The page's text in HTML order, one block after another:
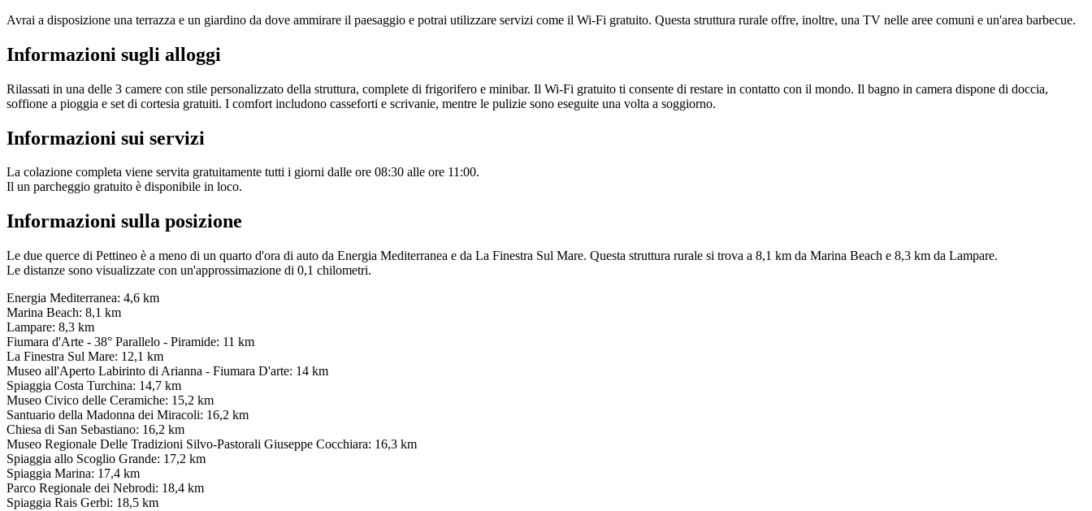
Avrai a disposizione una terrazza e un giardino da dove ammirare il paesaggio e potrai utilizzare servizi come il Wi-Fi gratuito. Questa struttura rurale offre, inoltre, una TV nelle aree comuni e un'area barbecue.
Informazioni sugli alloggi
Rilassati in una delle 3 camere con stile personalizzato della struttura, complete di frigorifero e minibar. Il Wi-Fi gratuito ti consente di restare in contatto con il mondo. Il bagno in camera dispone di doccia,
soffione a pioggia e set di cortesia gratuiti. I comfort includono casseforti e scrivanie, mentre le pulizie sono eseguite una volta a soggiorno.
Informazioni sui servizi
La colazione completa viene servita gratuitamente tutti i giorni dalle ore 08:30 alle ore 11:00.
Il un parcheggio gratuito è disponibile in loco.
Informazioni sulla posizione
Le due querce di Pettineo è a meno di un quarto d'ora di auto da Energia Mediterranea e da La Finestra Sul Mare. Questa struttura rurale si trova a 8,1 km da Marina Beach e 8,3 km da Lampare.
Le distanze sono visualizzate con un'approssimazione di 0,1 chilometri.
Energia Mediterranea: 4,6 km
Marina Beach: 8,1 km
Lampare: 8,3 km
Fiumara d'Arte - 38° Parallelo - Piramide: 11 km
La Finestra Sul Mare: 12,1 km
Museo all'Aperto Labirinto di Arianna - Fiumara D'arte: 14 km
Spiaggia Costa Turchina: 14,7 km
Museo Civico delle Ceramiche: 15,2 km
Santuario della Madonna dei Miracoli: 16,2 km
Chiesa di San Sebastiano: 16,2 km
Museo Regionale Delle Tradizioni Silvo-Pastorali Giuseppe Cocchiara: 16,3 km
Spiaggia allo Scoglio Grande: 17,2 km
Spiaggia Marina: 17,4 km
Parco Regionale dei Nebrodi: 18,4 km
Spiaggia Rais Gerbi: 18,5 km